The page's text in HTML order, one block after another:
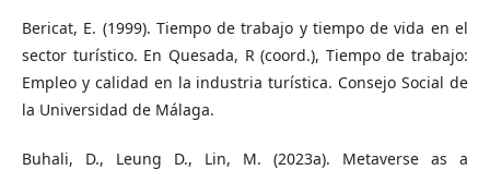
Bericat, E. (1999). Tiempo de trabajo y tiempo de vida en el
sector turístico. En Quesada, R (coord.), Tiempo de trabajo:
Empleo y calidad en la industria turística. Consejo Social de
la Universidad de Málaga.
Buhali, D., Leung D., Lin, M. (2023a). Metaverse as a